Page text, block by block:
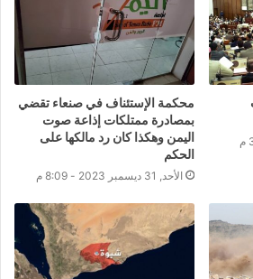
محكمة الإستئناف في صنعاء تقضي
بمصادرة ممتلكات إذاعة صوت
اليمن وهكذا كان رد مالكها على
الحكم
الأحد, 31 ديسمبر 2023 - 8:09 م